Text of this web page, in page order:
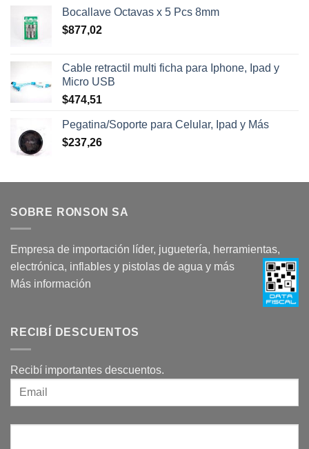
Bocallave Octavas x 5 Pcs 8mm
$877,02
Cable retractil multi ficha para Iphone, Ipad y
Micro USB
$474,51
Pegatina/Soporte para Celular, Ipad y Más
$237,26
SOBRE RONSON SA
Empresa de importación líder, juguetería, herramientas,
electrónica, inflables y pistolas de agua y más
Más información
RECIBÍ DESCUENTOS
Recibí importantes descuentos.